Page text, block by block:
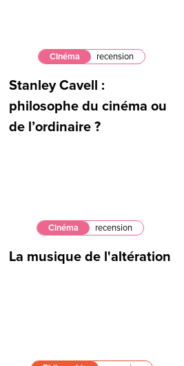
Cinéma recension
Stanley Cavell :
philosophe du cinéma ou
de l’ordinaire ?
Cinéma recension
La musique de l'altération